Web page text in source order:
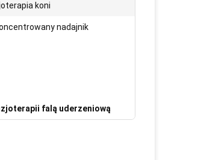
koni
nadajnik
falą uderzeniową